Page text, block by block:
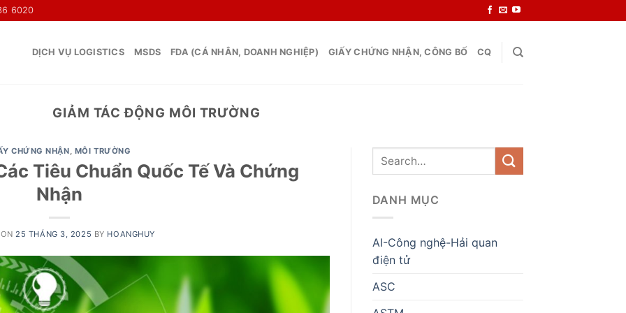
6020
DỊCH VỤ LOGISTICS MSDS FDA (CÁ NHÂN, DOANH NGHIỆP) GIẤY CHỨNG NHẬN, CÔNG BỐ CQ
GIẢM TÁC ĐỘNG MÔI TRƯỜNG
CHỨNG NHẬN, MÔI TRƯỜNG
Tiêu Chuẩn Quốc Tế Và Chứng
Nhận
25 THÁNG 3, 2025 BY HOANGHUY
DANH MỤC
AI-Công nghệ-Hải quan
điện tử
ASC